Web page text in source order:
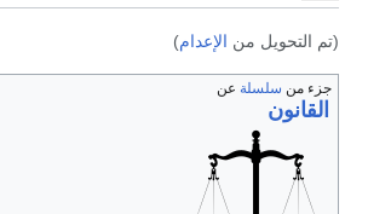
(تم التحويل من الإعدام)
جزء من سلسلة عن
القانون